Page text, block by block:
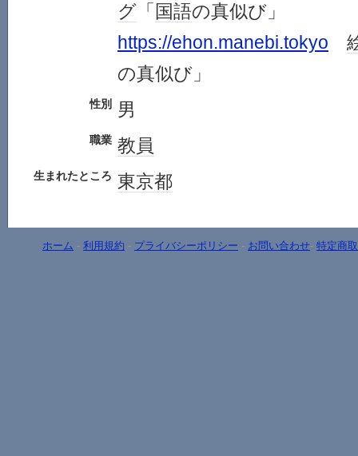
グ 「 国語の真似び」
https://ehon.manebi.tokyo
の真似び」
性別 男
職業 教員
生まれたところ 東京都
ホーム - 利用規約 - プライバシーポリシー - お問い合わせ- 特定商